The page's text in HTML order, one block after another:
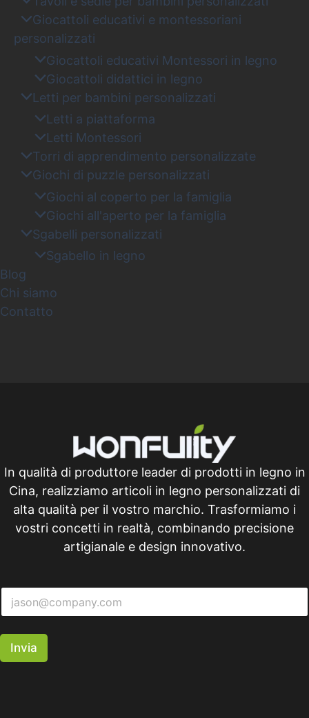
Giocattoli educativi e montessoriani
personalizzati
Giocattoli educativi Montessori in legno
Giocattoli didattici in legno
Letti per bambini personalizzati
Letti a piattaforma
Letti Montessori
Torri di apprendimento personalizzate
Giochi di puzzle personalizzati
Giochi al coperto per la famiglia
Giochi all'aperto per la famiglia
Sgabelli personalizzati
Sgabello in legno
Blog
Chi siamo
Contatto
In qualità di produttore leader di prodotti in legno in
Cina, realizziamo articoli in legno personalizzati di
alta qualità per il vostro marchio. Trasformiamo i
vostri concetti in realtà, combinando precisione
artigianale e design innovativo.
Invia